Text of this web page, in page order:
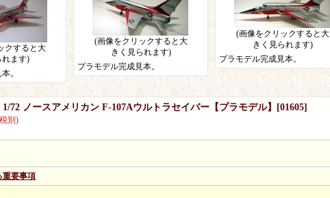
クすると大
れます)
。
(画像をクリックすると大
きく見られます)
プラモデル完成見本。
(画像をクリックすると大
きく見られます)
プラモデル完成見本。
1/72 ノースアメリカン F-107Aウルトラセイバー【プラモデル】 [01605]
別)
重要事項